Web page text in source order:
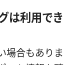
は利用でき
場合もありま